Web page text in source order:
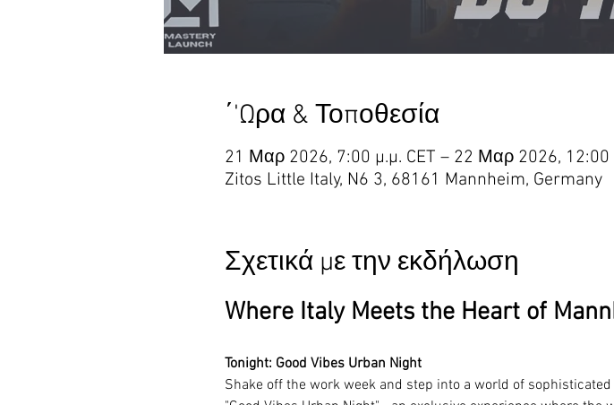
΄'Ωρα & Τοποθεσία
21 Μαρ 2026, 7:00 μ.μ. CET – 22 Μαρ 2026, 12:00
Zitos Little Italy, N6 3, 68161 Mannheim, Germany
Σχετικά με την εκδήλωση
Where Italy Meets the Heart of
Tonight: Good Vibes Urban Night
Shake off the work week and step into a world of